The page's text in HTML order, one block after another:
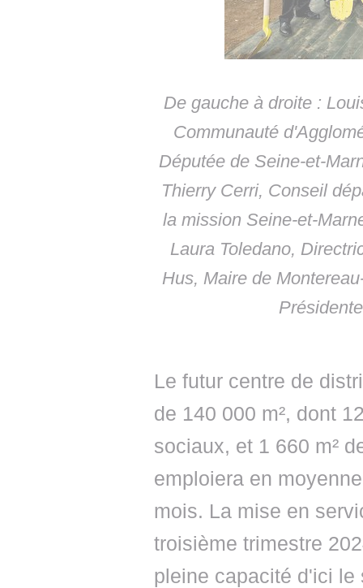
De gauche à droite :
Communauté
Députée de Seine-et-
Thierry Cerri, Conseil
la mission Seine-et-
Laura Toledano,
Hus, Maire de
Le futur centre de
de 140 000 m², dont
sociaux, et 1 660 m²
emploiera en
mois. La mise en
troisième trimestre
pleine capacité d'ici